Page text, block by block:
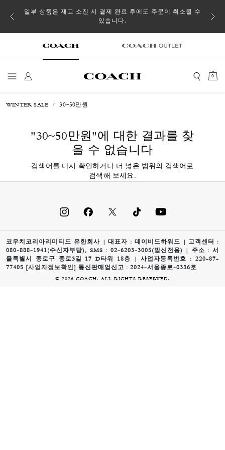
일부 상품은 재고 소진 시 결제 완료 후에도 주문이 취소될 수
있습니다.
0
WINTER SALE 30~50만원
"30~50만원"에 대한 결과를 찾
을 수 없습니다
검색어를 다시 확인하거나 더 넓은 범위의 검색어로
검색해 보세요.
코우치코리아리미티드 유한회사 | 대표자 : 데이비드하워드 | 고객센터 :
080-888-1941(수신자부담), SMS : 02-6203-3005(발신전용) | 주소 : 서
울특별시 종로구 종로3길 17 D타워 18층 | 사업자등록번호 : 220-87-
77405
[사업자정보확인] 통신판매업신고 : 2024-서울종로-0336호
© 2026 COACH. ALL RIGHTS RESERVED.